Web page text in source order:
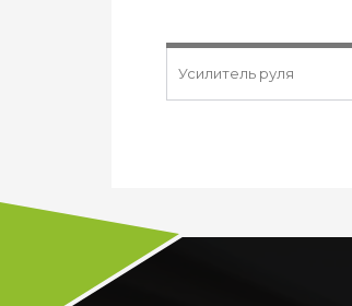
Усилитель руля